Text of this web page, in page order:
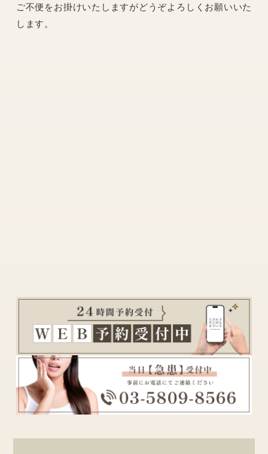
ご不便をお掛けいたしますがどうぞよろしくお願いいた
します。